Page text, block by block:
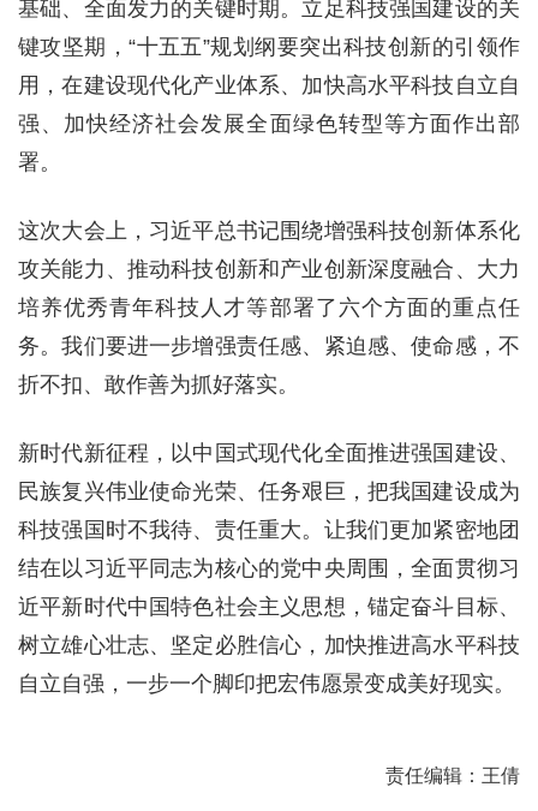
基础、全面发力的关键时期。立足科技强国建设的关
键攻坚期，“十五五”规划纲要突出科技创新的引领作
用，在建设现代化产业体系、加快高水平科技自立自
强、加快经济社会发展全面绿色转型等方面作出部
署。
这次大会上，习近平总书记围绕增强科技创新体系化
攻关能力、推动科技创新和产业创新深度融合、大力
培养优秀青年科技人才等部署了六个方面的重点任
务。我们要进一步增强责任感、紧迫感、使命感，不
折不扣、敢作善为抓好落实。
新时代新征程，以中国式现代化全面推进强国建设、
民族复兴伟业使命光荣、任务艰巨，把我国建设成为
科技强国时不我待、责任重大。让我们更加紧密地团
结在以习近平同志为核心的党中央周围，全面贯彻习
近平新时代中国特色社会主义思想，锚定奋斗目标、
树立雄心壮志、坚定必胜信心，加快推进高水平科技
自立自强，一步一个脚印把宏伟愿景变成美好现实。
责任编辑：王倩